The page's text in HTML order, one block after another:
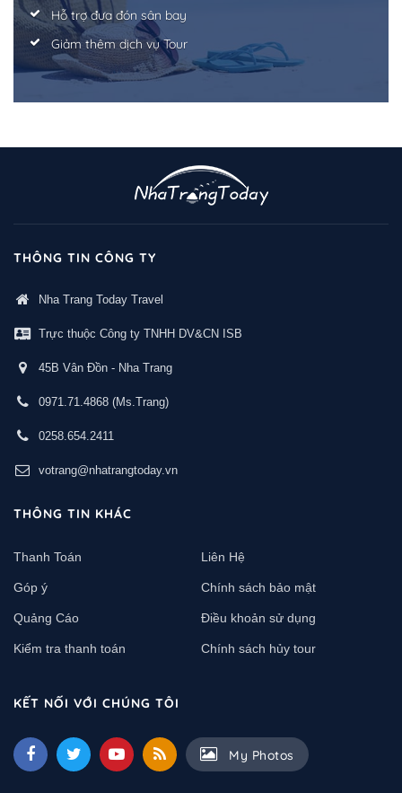
Hỗ trợ đưa đón sân bay
Giảm thêm dịch vụ Tour
THÔNG TIN CÔNG TY
Nha Trang Today Travel
Trực thuộc Công ty TNHH DV&CN ISB
45B Vân Đồn - Nha Trang
0971.71.4868 (Ms.Trang)
0258.654.2411
votrang@nhatrangtoday.vn
THÔNG TIN KHÁC
Thanh Toán Liên Hệ
Góp ý Chính sách bảo mật
Quảng Cáo Điều khoản sử dụng
Kiểm tra thanh toán Chính sách hủy tour
KẾT NỐI VỚI CHÚNG TÔI
My Photos